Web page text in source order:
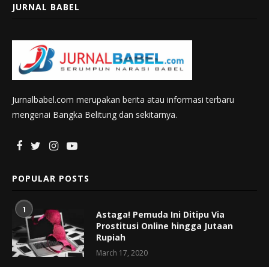
JURNAL BABEL
Jurnalbabel.com merupakan berita atau informasi terbaru
mengenai Bangka Belitung dan sekitarnya.
POPULAR POSTS
1
Astaga! Pemuda Ini Ditipu Via
Prostitusi Online hingga Jutaan
Rupiah
March 17, 2020